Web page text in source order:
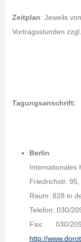
Zeitplan: Jeweils
Vortragsstunden
Tagungsanschrift:
Berlin
Internationales
Friedrichstr.
Raum: 828 in
Telefon: 030/
Fax: 030/
http://